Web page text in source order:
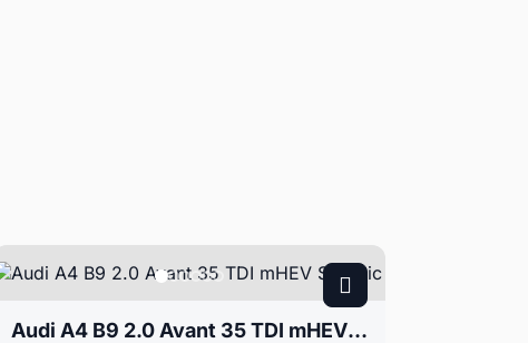
Audi A4 B9 2.0 Avant 35 TDI mHEV S tronic